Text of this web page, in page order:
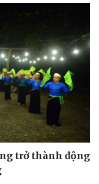
trở thành động